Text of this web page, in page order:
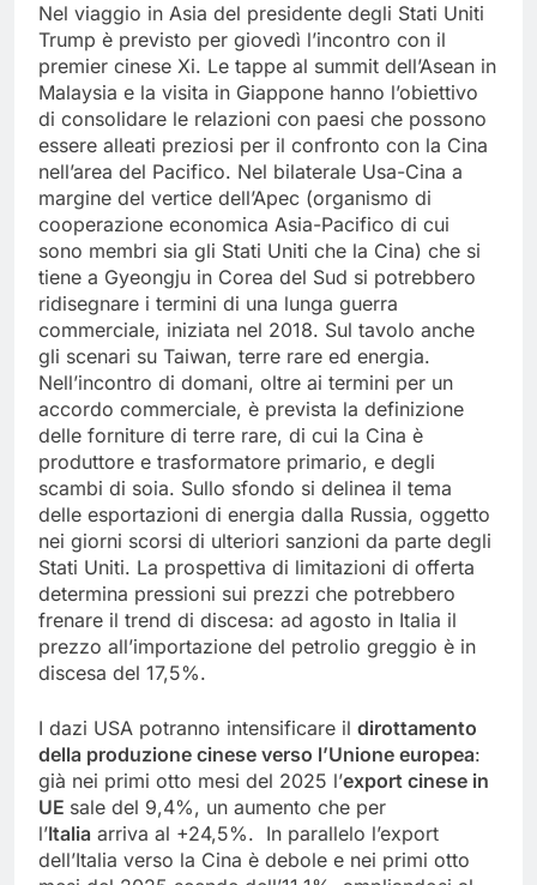
Nel viaggio in Asia del presidente degli Stati Uniti
Trump è previsto per giovedì l’incontro con il
premier cinese Xi. Le tappe al summit dell’Asean in
Malaysia e la visita in Giappone hanno l’obiettivo
di consolidare le relazioni con paesi che possono
essere alleati preziosi per il confronto con la Cina
nell’area del Pacifico. Nel bilaterale Usa-Cina a
margine del vertice dell’Apec (organismo di
cooperazione economica Asia-Pacifico di cui
sono membri sia gli Stati Uniti che la Cina) che si
tiene a Gyeongju in Corea del Sud si potrebbero
ridisegnare i termini di una lunga guerra
commerciale, iniziata nel 2018. Sul tavolo anche
gli scenari su Taiwan, terre rare ed energia.
Nell’incontro di domani, oltre ai termini per un
accordo commerciale, è prevista la definizione
delle forniture di terre rare, di cui la Cina è
produttore e trasformatore primario, e degli
scambi di soia. Sullo sfondo si delinea il tema
delle esportazioni di energia dalla Russia, oggetto
nei giorni scorsi di ulteriori sanzioni da parte degli
Stati Uniti. La prospettiva di limitazioni di offerta
determina pressioni sui prezzi che potrebbero
frenare il trend di discesa: ad agosto in Italia il
prezzo all’importazione del petrolio greggio è in
discesa del 17,5%.
I dazi USA potranno intensificare il dirottamento
della produzione cinese verso l’Unione europea:
già nei primi otto mesi del 2025 l’export cinese in
UE sale del 9,4%, un aumento che per
l’Italia arriva al +24,5%. In parallelo l’export
dell’Italia verso la Cina è debole e nei primi otto